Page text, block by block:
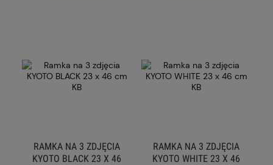
RAMKA NA 3 ZDJĘCIA
KYOTO BLACK 23 X 46
RAMKA NA 3 ZDJĘCIA
KYOTO WHITE 23 X 46